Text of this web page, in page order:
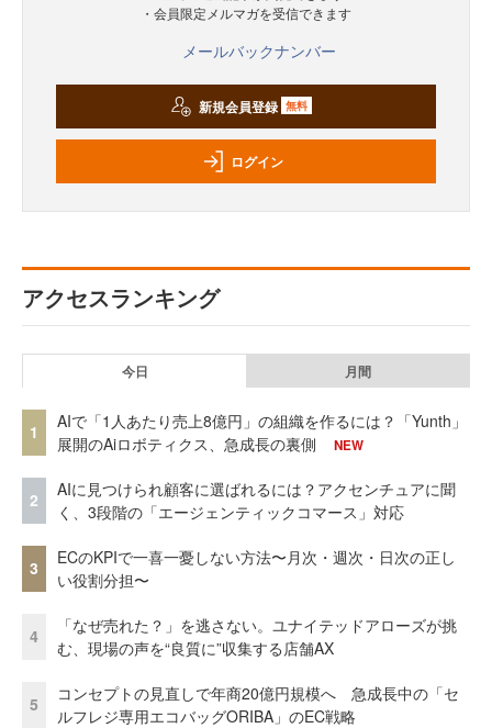
・会員限定メルマガを受信できます
メールバックナンバー
新規会員登録 無料
ログイン
アクセスランキング
今日 月間
1
AIで「1人あたり売上8億円」の組織を作るには？「Yunth」
展開のAiロボティクス、急成長の裏側
NEW
2
AIに見つけられ顧客に選ばれるには？アクセンチュアに聞
く、3段階の「エージェンティックコマース」対応
3
ECのKPIで一喜一憂しない方法〜月次・週次・日次の正し
い役割分担〜
4
「なぜ売れた？」を逃さない。ユナイテッドアローズが挑
む、現場の声を“良質に”収集する店舗AX
5
コンセプトの見直しで年商20億円規模へ 急成長中の「セ
ルフレジ専用エコバッグORIBA」のEC戦略